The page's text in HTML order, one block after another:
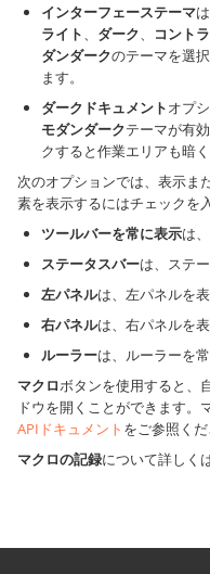
インターフェーステーマは
ライト、 ダーク、 コント
ダンダークのテーマを選
ます。
ダークドキュメントオプ
モダンダークテーマが有
クすると作業エリアも暗く
次のオプションでは、表示ま
素を表示するにはチェックを
ツールバーを常に表示は
ステータスバーは、ステ
左パネルは、左パネルを表
右パネルは、右パネルを表
ルーラーは、ルーラーを
マクロボタンを使用すると、
ドウを開くことができます。
APIドキュメント をご参照くだ
マクロの記録について詳しくは